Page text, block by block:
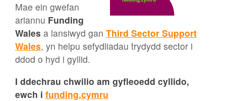
Mae ein gwefan
ariannu Funding
Wales a lansiwyd gan Third Sector Support
Wales, yn helpu sefydliadau trydydd sector i
ddod o hyd i gyllid.
I ddechrau chwilio am gyfleoedd cyllido,
ewch i funding.cymru